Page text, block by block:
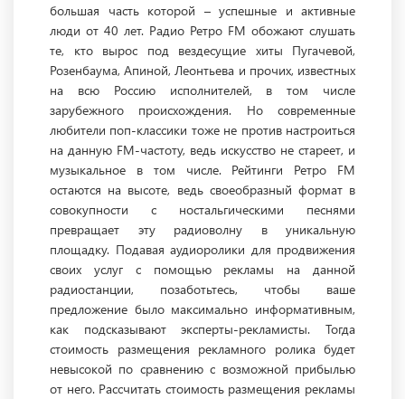
большая часть которой – успешные и активные
люди от 40 лет. Радио Ретро FM обожают слушать
те, кто вырос под вездесущие хиты Пугачевой,
Розенбаума, Апиной, Леонтьева и прочих, известных
на всю Россию исполнителей, в том числе
зарубежного происхождения. Но современные
любители поп-классики тоже не против настроиться
на данную FM-частоту, ведь искусство не стареет, и
музыкальное в том числе. Рейтинги Ретро FM
остаются на высоте, ведь своеобразный формат в
совокупности с ностальгическими песнями
превращает эту радиоволну в уникальную
площадку. Подавая аудиоролики для продвижения
своих услуг с помощью рекламы на данной
радиостанции, позаботьтесь, чтобы ваше
предложение было максимально информативным,
как подсказывают эксперты-рекламисты. Тогда
стоимость размещения рекламного ролика будет
невысокой по сравнению с возможной прибылью
от него. Рассчитать стоимость размещения рекламы